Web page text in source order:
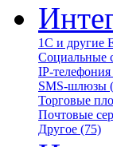
1С и другие
Социальные
IP-телефония
SMS-шлюзы
Торговые
Почтовые
Другое (75)